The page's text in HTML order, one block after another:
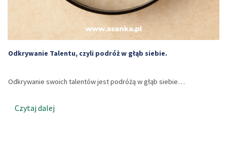
Odkrywanie Talentu, czyli podróż w głąb siebie.
Odkrywanie swoich talentów jest podróżą w głąb siebie…
Czytaj dalej